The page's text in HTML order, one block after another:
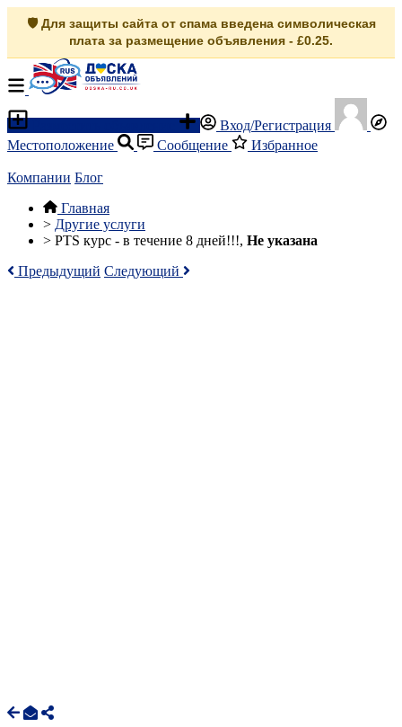
🛡️ Для защиты сайта от спама введена символическая
плата за размещение объявления - £0.25.
Вход/Регистрация
Местоположение
Сообщение Избранное
Компании Блог
Главная
> Другие услуги
> PTS курс - в течение 8 дней!!!, Не указана
Предыдущий Следующий